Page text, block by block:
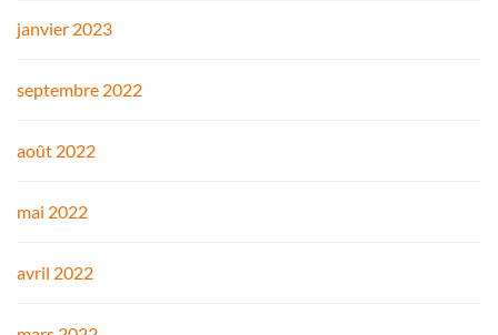
janvier 2023
septembre 2022
août 2022
mai 2022
avril 2022